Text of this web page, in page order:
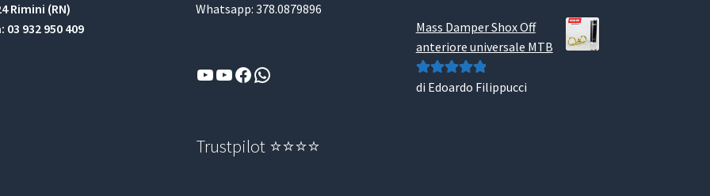
Rimini (RN)
03 932 950 409
Whatsapp: 378.0879896
YouTube
YouTube
Facebook
WhatsApp
Trustpilot ⭐⭐⭐⭐
Mass Damper Shox Off
anteriore universale MTB
Valutato5su
di Edoardo Filippucci